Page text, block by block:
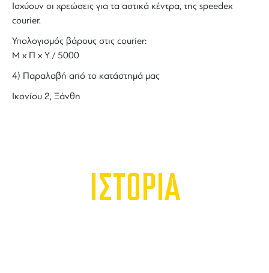
Ισχύουν οι χρεώσεις για τα αστικά κέντρα, της speedex
courier.
Υπολογισμός βάρους στις courier:
Μ x Π x Y / 5000
4) Παραλαβή από το κατάστημά μας
Ικονίου 2, Ξάνθη
ΙΣΤΟΡΙΑ